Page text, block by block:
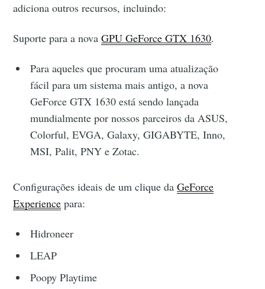
adiciona outros recursos, incluindo:
Suporte para a novaGPU GeForce GTX 1630.
Para aqueles que procuram uma atualização
fácil para um sistema mais antigo, a nova
GeForce GTX 1630 está sendo lançada
mundialmente por nossos parceiros da ASUS,
Colorful, EVGA, Galaxy, GIGABYTE, Inno,
MSI, Palit, PNY e Zotac.
Configurações ideais de um clique daGeForce
Experience para:
Hidroneer
LEAP
Poopy Playtime